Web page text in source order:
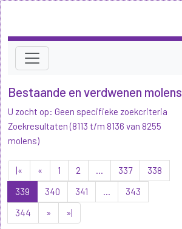
Bestaande en verdwenen molens
U zocht op: Geen specifieke zoekcriteria
Zoekresultaten (8113 t/m 8136 van 8255
molens)
|« « 1 2 ... 337
338
339
340 341 ...
343
344
» »|